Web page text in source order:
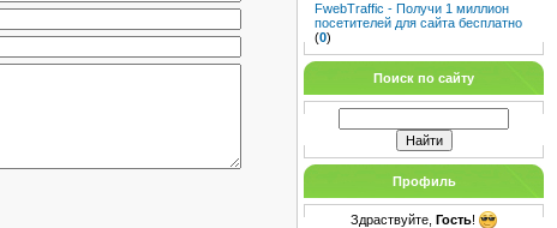
FwebTraffic - Получи 1 миллион
посетителей для сайта бесплатно
(0)
Поиск по сайту
Профиль
Здраствуйте, Гость!